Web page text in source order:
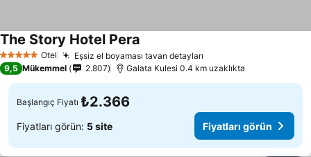
5 Yıldız Otel Eşsiz el boyaması tavan detayları
The Story Hotel Pera
9,5 Mükemmel 2.807 Galata Kulesi 0.4 km uzaklıkta
Başlangıç Fiyatı ₺2.366
Fiyatları görün: 5 site Fiyatları görün